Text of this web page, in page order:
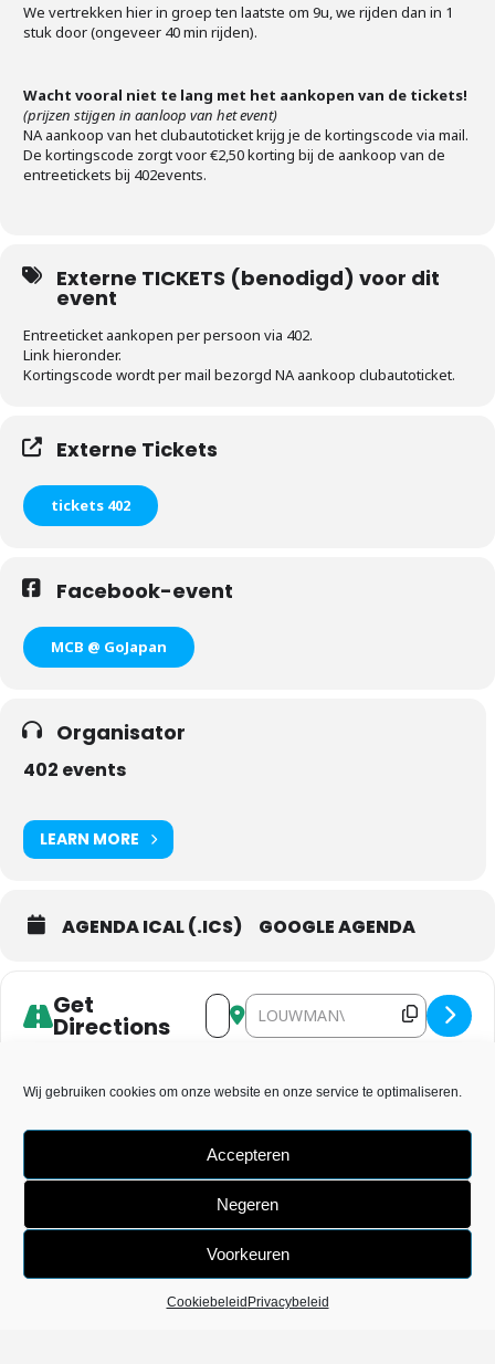
Wij gebruiken cookies om onze website en onze service te optimaliseren.
Accepteren
Negeren
Voorkeuren
Cookiebeleid Privacybeleid
We vertrekken hier in groep ten laatste om 9u, we rijden dan in 1
stuk door (ongeveer 40 min rijden).
Wacht vooral niet te lang met het aankopen van de tickets!
(prijzen stijgen in aanloop van het event)
NA aankoop van het clubautoticket krijg je de kortingscode via mail.
De kortingscode zorgt voor €2,50 korting bij de aankoop van de
entreetickets bij 402events.
Externe TICKETS (benodigd) voor dit
event
Entreeticket aankopen per persoon via 402.
Link hieronder.
Kortingscode wordt per mail bezorgd NA aankoop clubautoticket.
Externe Tickets
tickets 402
Facebook-event
MCB @ GoJapan
Organisator
402 events
LEARN MORE
AGENDA ICAL (.ICS) GOOGLE AGENDA
Get
Directions
Address - Go Japan [orUALhP6z]
Destination Address - Go Japan